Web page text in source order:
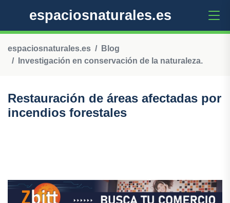
espaciosnaturales.es
espaciosnaturales.es
Blog
Investigación en conservación de la naturaleza.
Restauración de áreas afectadas por
incendios forestales